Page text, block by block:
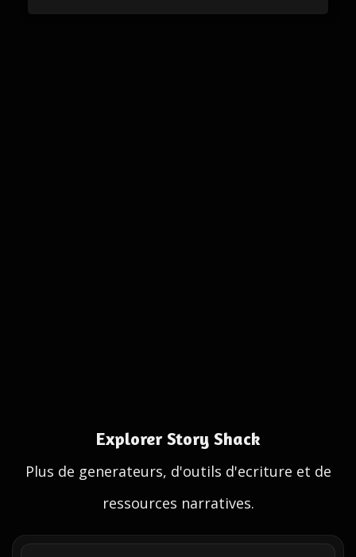
Explorer Story Shack
Plus de generateurs, d'outils d'ecriture et de
ressources narratives.